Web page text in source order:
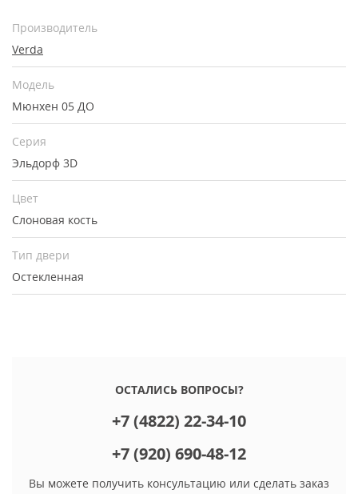
Производитель
Verda
Модель
Мюнхен 05 ДО
Серия
Эльдорф 3D
Цвет
Слоновая кость
Тип двери
Остекленная
ОСТАЛИСЬ ВОПРОСЫ?
+7 (4822) 22-34-10
+7 (920) 690-48-12
Вы можете получить консультацию или сделать заказ